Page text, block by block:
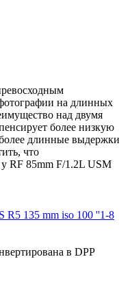
на длинных
над двумя
более низкую
длинные выдержки
что
RF 85mm F/1.2L USM
R5 135 mm iso 100 ''1-8
в DPP